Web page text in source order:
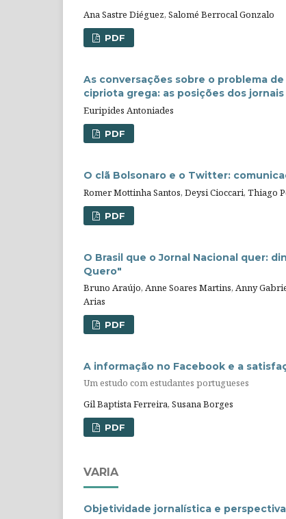
Ana Sastre Diéguez, Salomé Berrocal Gonzalo
PDF
As conversações sobre o problema
cipriota grega: as posições dos
Euripides Antoniades
PDF
O clã Bolsonaro e o Twitter:
Romer Mottinha Santos, Deysi Cioccari, Thiago
PDF
O Brasil que o Jornal Nacional quer:
Quero"
Bruno Araújo, Anne Soares Martins, Anny
Arias
PDF
A informação no Facebook e a
Um estudo com estudantes portugueses
Gil Baptista Ferreira, Susana Borges
PDF
VARIA
Objetividade jornalística e